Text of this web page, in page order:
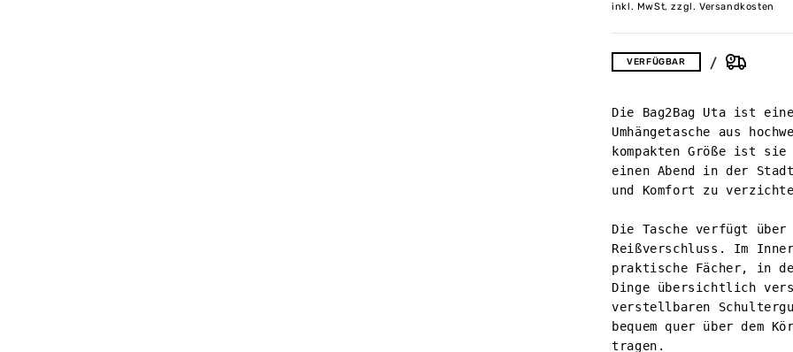
inkl. MwSt, zzgl. Versandkosten
VERFÜGBAR
Die Bag2Bag Uta ist
Umhängetasche aus
kompakten Größe ist
einen Abend in der
und Komfort zu
Die Tasche verfügt
Reißverschluss. Im
praktische Fächer, in
Dinge übersichtlich
verstellbaren
bequem quer über dem
tragen.